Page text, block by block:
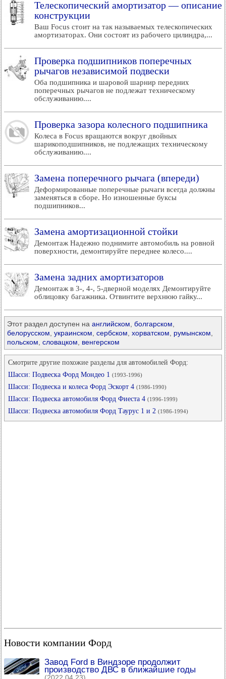
Телескопический амортизатор — описание
конструкции
Ваш Focus стоит на так называемых телескопических
амортизаторах. Они состоят из рабочего цилиндра,...
Проверка подшипников поперечных
рычагов независимой подвески
Оба подшипника и шаровой шарнир передних
поперечных рычагов не подлежат техническому
обслуживанию....
Проверка зазора колесного подшипника
Колеса в Focus вращаются вокруг двойных
шарикоподшипников, не подлежащих техническому
обслуживанию....
Замена поперечного рычага (впереди)
Деформированные поперечные рычаги всегда должны
заменяться в сборе. Но изношенные буксы
подшипников...
Замена амортизационной стойки
Демонтаж Надежно поднимите автомобиль на ровной
поверхности, демонтируйте переднее колесо....
Замена задних амортизаторов
Демонтаж в 3-, 4-, 5-дверной моделях Демонтируйте
облицовку багажника. Отвинтите верхнюю гайку...
Этот раздел доступен на английском болгарском
белорусском украинском сербском хорватском румынском
польском словацком венгерском
Смотрите другие похожие разделы для автомобилей Форд:
Шасси: Подвеска Форд Мондео 1 (1993-1996)
Шасси: Подвеска и колеса Форд Эскорт 4 (1986-1990)
Шасси: Подвеска автомобиля Форд Фиеста 4 (1996-1999)
Шасси: Подвеска автомобиля Форд Таурус 1 и 2 (1986-1994)
Новости компании Форд
Завод Ford в Виндзоре продолжит
производство ДВС в ближайшие годы